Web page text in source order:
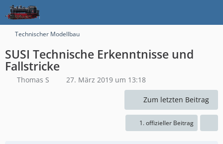
Technischer Modellbau
SUSI Technische Erkenntnisse und
Fallstricke
Thomas S 27. März 2019 um 13:18
Zum letzten Beitrag
1. offizieller Beitrag